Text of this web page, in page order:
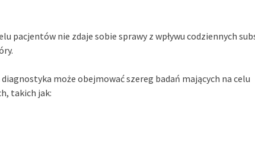
pacjentów nie zdaje sobie sprawy z wpływu codziennych
może obejmować szereg badań mających na celu
takich jak: